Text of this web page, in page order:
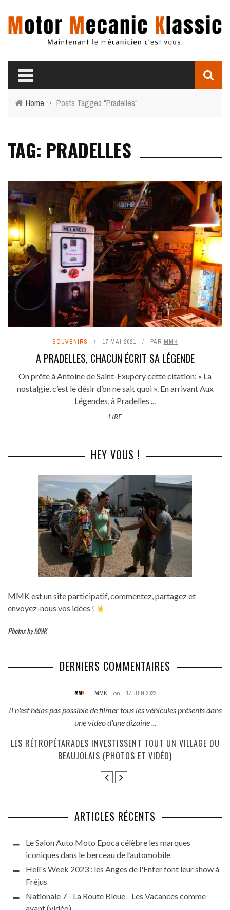
Home › Posts Tagged "Pradelles"
TAG: PRADELLES
SOUVENIRS 17 MAI 2021 PAR MMK
A PRADELLES, CHACUN ÉCRIT SA LÉGENDE
On prête à Antoine de Saint-Exupéry cette citation: « La
nostalgie, c’est le désir d’on ne sait quoi ». En arrivant Aux
Légendes, à Pradelles ...
LIRE
HEY VOUS !
MMK est un site participatif, commentez, partagez et
envoyez-nous vos idées !
Photos by MMK
DERNIERS COMMENTAIRES
MMK on 17 JUIN 2022
Il n'est hélas pas possible de filmer tous les véhicules présents dans
une video d'une dizaine ...
LES RÉTROPÉTARADES INVESTISSENT TOUT UN VILLAGE DU
BEAUJOLAIS (PHOTOS ET VIDÉO)
ARTICLES RÉCENTS
Le Salon Auto Moto Epoca célèbre les marques
iconiques dans le berceau de l’automobile
Hell's Week 2023 : les Anges de l'Enfer font leur show à
Fréjus
Nationale 7 - La Route Bleue - Les Vacances comme